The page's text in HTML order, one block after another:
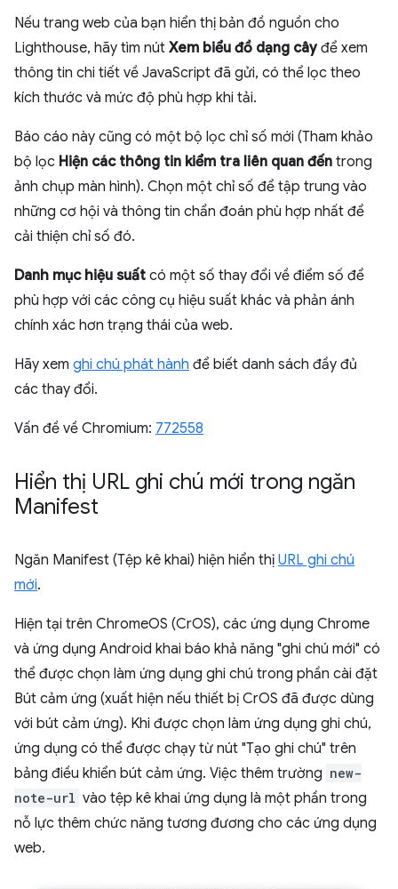
Nếu trang web của bạn hiển thị bản đồ nguồn cho
Lighthouse, hãy tìm nút Xem biểu đồ dạng câyđể xem
thông tin chi tiết về JavaScript đã gửi, có thể lọc theo
kích thước và mức độ phù hợp khi tải.
Báo cáo này cũng có một bộ lọc chỉ số mới (Tham khảo
bộ lọc Hiện các thông tin kiểm tra liên quan đến trong
ảnh chụp màn hình). Chọn một chỉ số để tập trung vào
những cơ hội và thông tin chẩn đoán phù hợp nhất để
cải thiện chỉ số đó.
Danh mục hiệu suất có một số thay đổi về điểm số để
phù hợp với các công cụ hiệu suất khác và phản ánh
chính xác hơn trạng thái của web.
Hãy xem ghi chú phát hành để biết danh sách đầy đủ
các thay đổi.
Vấn đề về Chromium: 772558
Hiển thị URL ghi chú mới trong ngăn
Manifest
Ngăn Manifest (Tệp kê khai) hiện hiển thị URL ghi chú
mới.
Hiện tại trên ChromeOS (CrOS), các ứng dụng Chrome
và ứng dụng Android khai báo khả năng "ghi chú mới" có
thể được chọn làm ứng dụng ghi chú trong phần cài đặt
Bút cảm ứng (xuất hiện nếu thiết bị CrOS đã được dùng
với bút cảm ứng). Khi được chọn làm ứng dụng ghi chú,
ứng dụng có thể được chạy từ nút "Tạo ghi chú" trên
bảng điều khiển bút cảm ứng. Việc thêm trường new-
note-url vào tệp kê khai ứng dụng là một phần trong
nỗ lực thêm chức năng tương đương cho các ứng dụng
web.